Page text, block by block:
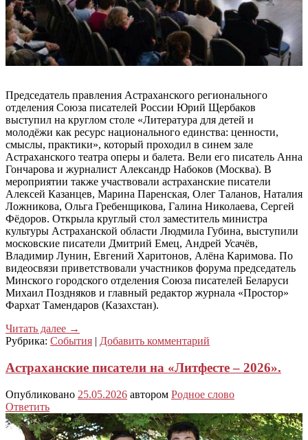
Председатель правления Астраханского регионального
отделения Союза писателей России Юрий Щербаков
выступил на круглом столе «Литература для детей и
молодёжи как ресурс национального единства: ценности,
смыслы, практики», который проходил в синем зале
Астраханского театра оперы и балета. Вели его писатель Анна
Гончарова и журналист Александр Набоков (Москва). В
мероприятии также участвовали астраханские писатели
Алексей Казанцев, Марина Паренская, Олег Таланов, Наталия
Ложникова, Ольга Гребенщикова, Галина Николаева, Сергей
Фёдоров. Открыла круглый стол заместитель министра
культуры Астраханской области Людмила Губина, выступили
московские писатели Дмитрий Емец, Андрей Усачёв,
Владимир Лунин, Евгений Харитонов, Алёна Каримова. По
видеосвязи приветствовали участников форума председатель
Минского городского отделения Союза писателей Беларуси
Михаил Поздняков и главный редактор журнала «Простор»
Фархат Тамендаров (Казахстан).
Читать далее →
Рубрика: События | Добавить комментарий
Астраханские писатели на «Литфесте – 2026».
Опубликовано 25.05.2026 автором Родное слово
Ответить